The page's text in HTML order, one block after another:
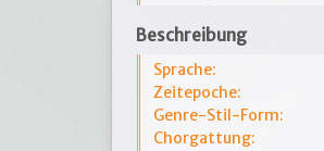
Beschreibung
Sprache:
Zeitepoche:
Genre-Stil-Form:
Chorgattung: